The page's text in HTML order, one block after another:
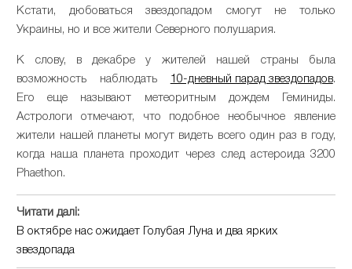
Кстати, дюбоваться звездопадом смогут не только
Украины, но и все жители Северного полушария.
К слову, в декабре у жителей нашей страны была
возможность наблюдать 10-дневный парад звездопадов.
Его еще называют метеоритным дождем Геминиды.
Астрологи отмечают, что подобное необычное явление
жители нашей планеты могут видеть всего один раз в году,
когда наша планета проходит через след астероида 3200
Phaethon.
Читати далі:
В октябре нас ожидает Голубая Луна и два ярких
звездопада